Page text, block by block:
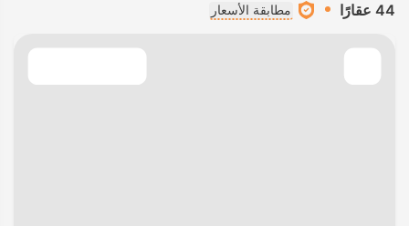
44 عقارًا مطابقة الأسعار